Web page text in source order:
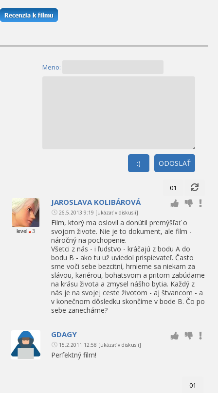
Meno:
ODOSLAŤ
:)
01
level 3
JAROSLAVA KOLIBÁROVÁ
26.5.2013 9:19 [ukázať v diskusii]
Film, ktorý ma oslovil a donútil premýšľať o
svojom živote. Nie je to dokument, ale film -
náročný na pochopenie.
Všetci z nás - i ľudstvo - kráčajú z bodu A do
bodu B - ako tu už uviedol prispievateľ. Často
sme voči sebe bezcitní, hrnieme sa niekam za
slávou, kariérou, bohatsvom a pritom zabúdame
na krásu života a zmysel nášho bytia. Každý z
nás je na svojej ceste životom - aj štvancom - a
v konečnom dôsledku skončíme v bode B. Čo po
sebe zanecháme?
GDAGY
15.2.2011 12:58 [ukázať v diskusii]
Perfektný film!
01